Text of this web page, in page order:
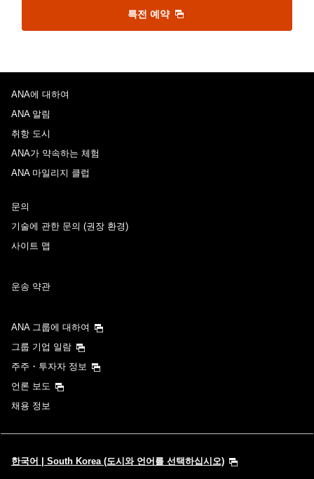
특전 예약
ANA에 대하여
ANA 알림
취항 도시
ANA가 약속하는 체험
ANA 마일리지 클럽
문의
기술에 관한 문의 (권장 환경)
사이트 맵
운송 약관
ANA 그룹에 대하여
그룹 기업 일람
주주・투자자 정보
언론 보도
채용 정보
한국어 | South Korea (도시와 언어를 선택하십시오)